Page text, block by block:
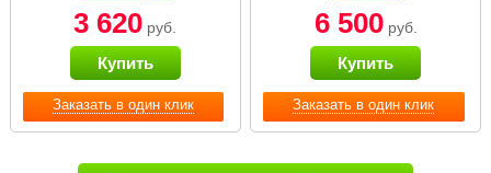
Заказать в один клик
3 620 руб.
Купить
Заказать в один клик
6 500руб.
Купить